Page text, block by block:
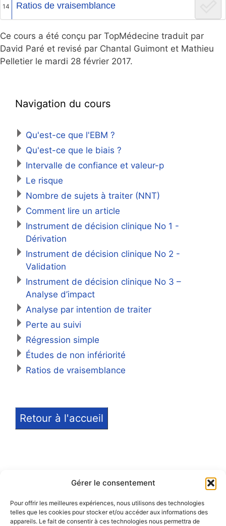
Gérer le consentement
Pour offrir les meilleures expériences, nous utilisons des technologies
telles que les cookies pour stocker et/ou accéder aux informations des
appareils. Le fait de consentir à ces technologies nous permettra de
14 Ratios de vraisemblance
Ce cours a été conçu par TopMédecine traduit par
David Paré et revisé par Chantal Guimont et Mathieu
Pelletier le mardi 28 février 2017.
Navigation du cours
Qu'est-ce que l'EBM ?
Qu'est-ce que le biais ?
Intervalle de confiance et valeur-p
Le risque
Nombre de sujets à traiter (NNT)
Comment lire un article
Instrument de décision clinique No 1 -
Dérivation
Instrument de décision clinique No 2 -
Validation
Instrument de décision clinique No 3 –
Analyse d’impact
Analyse par intention de traiter
Perte au suivi
Régression simple
Études de non infériorité
Ratios de vraisemblance
Retour à l'accueil
Notice légale